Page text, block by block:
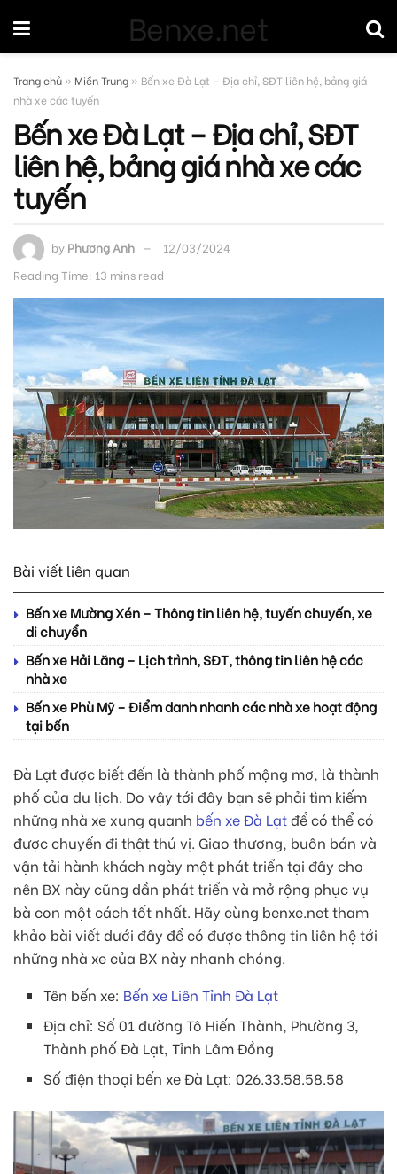
Benxe.net
Trang chủ » Miền Trung » Bến xe Đà Lạt – Địa chỉ, SĐT liên hệ, bảng giá
nhà xe các tuyến
Bến xe Đà Lạt – Địa chỉ, SĐT
liên hệ, bảng giá nhà xe các
tuyến
by Phương Anh
12/03/2024
Reading Time: 13 mins read
Bài viết liên quan
Bến xe Mường Xén – Thông tin liên hệ, tuyến chuyến, xe
di chuyển
Bến xe Hải Lăng – Lịch trình, SĐT, thông tin liên hệ các
nhà xe
Bến xe Phù Mỹ – Điểm danh nhanh các nhà xe hoạt động
tại bến
Đà Lạt được biết đến là thành phố mộng mơ, là thành
phố của du lịch. Do vậy tới đây bạn sẽ phải tìm kiếm
những nhà xe xung quanh bến xe Đà Lạtđể có thể có
được chuyến đi thật thú vị. Giao thương, buôn bán và
vận tải hành khách ngày một phát triển tại đây cho
nên BX này cũng dần phát triển và mở rộng phục vụ
bà con một cách tốt nhất. Hãy cùng benxe.net tham
khảo bài viết dưới đây để có được thông tin liên hệ tới
những nhà xe của BX này nhanh chóng.
Tên bến xe: Bến xe Liên Tỉnh Đà Lạt
Địa chỉ: Số 01 đường Tô Hiến Thành, Phường 3,
Thành phố Đà Lạt, Tỉnh Lâm Đồng
Số điện thoại bến xe Đà Lạt: 026.33.58.58.58